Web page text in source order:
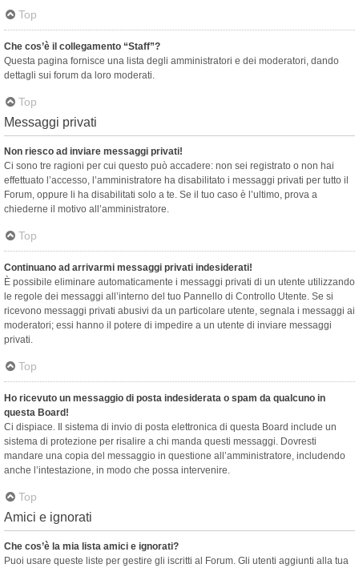
Top
Che cos’è il collegamento “Staff”?
Questa pagina fornisce una lista degli amministratori e dei moderatori, dando
dettagli sui forum da loro moderati.
Top
Messaggi privati
Non riesco ad inviare messaggi privati!
Ci sono tre ragioni per cui questo può accadere: non sei registrato o non hai
effettuato l’accesso, l’amministratore ha disabilitato i messaggi privati per tutto il
Forum, oppure li ha disabilitati solo a te. Se il tuo caso è l’ultimo, prova a
chiederne il motivo all’amministratore.
Top
Continuano ad arrivarmi messaggi privati indesiderati!
È possibile eliminare automaticamente i messaggi privati ​​di un utente utilizzando
le regole dei messaggi all’interno del tuo Pannello di Controllo Utente. Se si
ricevono messaggi privati ​​abusivi da un particolare utente, segnala i messaggi ai
moderatori; essi hanno il potere di impedire a un utente di inviare messaggi
privati​​.
Top
Ho ricevuto un messaggio di posta indesiderata o spam da qualcuno in
questa Board!
Ci dispiace. Il sistema di invio di posta elettronica di questa Board include un
sistema di protezione per risalire a chi manda questi messaggi. Dovresti
mandare una copia del messaggio in questione all’amministratore, includendo
anche l’intestazione, in modo che possa intervenire.
Top
Amici e ignorati
Che cos’è la mia lista amici e ignorati?
Puoi usare queste liste per gestire gli iscritti al Forum. Gli utenti aggiunti alla tua